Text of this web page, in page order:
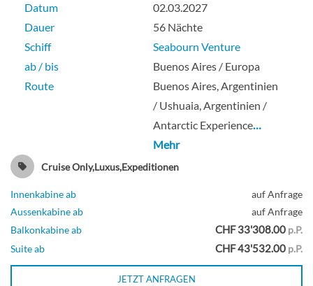
Datum
02.03.2027
Dauer
56 Nächte
Schiff
Seabourn Venture
ab / bis
Buenos Aires / Europa
Route
Buenos Aires, Argentinien
/ Ushuaia, Argentinien /
Antarctic Experience…
Mehr
Cruise Only,Luxus,Expeditionen
Innenkabine ab
auf Anfrage
Aussenkabine ab
auf Anfrage
Balkonkabine ab
CHF 33'308.00 p.P.
Suite ab
CHF 43'532.00 p.P.
JETZT ANFRAGEN